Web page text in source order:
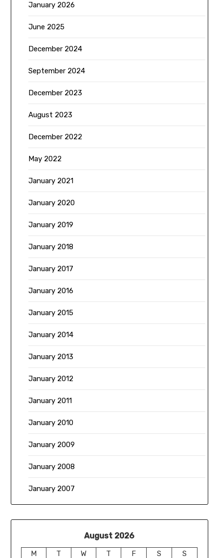
January 2026
June 2025
December 2024
September 2024
December 2023
August 2023
December 2022
May 2022
January 2021
January 2020
January 2019
January 2018
January 2017
January 2016
January 2015
January 2014
January 2013
January 2012
January 2011
January 2010
January 2009
January 2008
January 2007
August 2026
M T W T F S S